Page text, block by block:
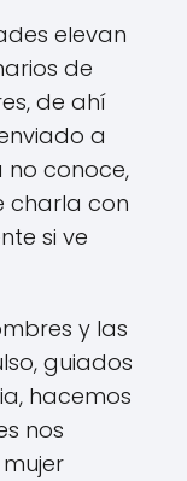
elevan
de
de ahí
a
conoce,
charla con
si ve
y las
guiados
hacemos
nos